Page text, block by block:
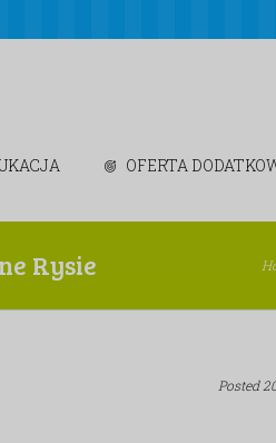
OFERTA
Rysie
Posted